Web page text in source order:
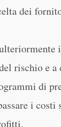
dei
rischio e a
di
i costi